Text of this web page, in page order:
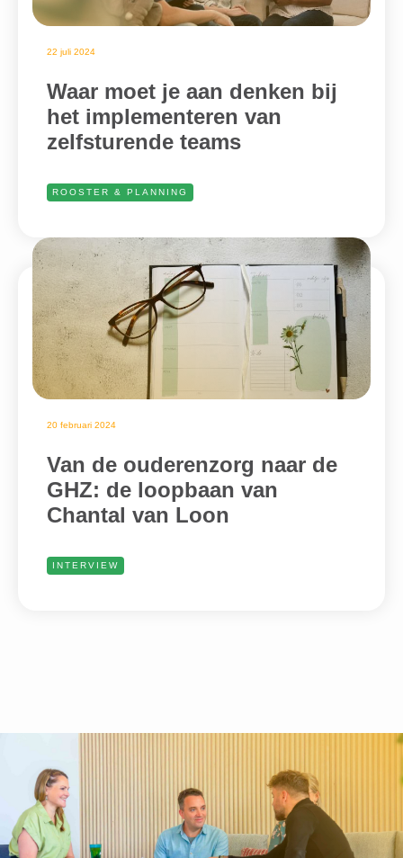
22 juli 2024
Waar moet je aan denken bij
het implementeren van
zelfsturende teams
ROOSTER & PLANNING
20 februari 2024
Van de ouderenzorg naar de
GHZ: de loopbaan van
Chantal van Loon
INTERVIEW